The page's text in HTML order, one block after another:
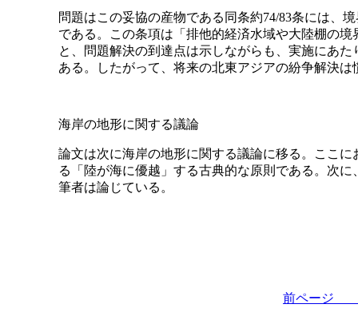
問題はこの妥協の産物である同条約74/83条には、
である。この条項は「排他的経済水域や大陸棚の
と、問題解決の到達点は示しながらも、実施にあ
ある。したがって、将来の北東アジアの紛争解決
海岸の地形に関する議論
論文は次に海岸の地形に関する議論に移る。ここ
る「陸が海に優越」する古典的な原則である。次
筆者は論じている。
前ペー